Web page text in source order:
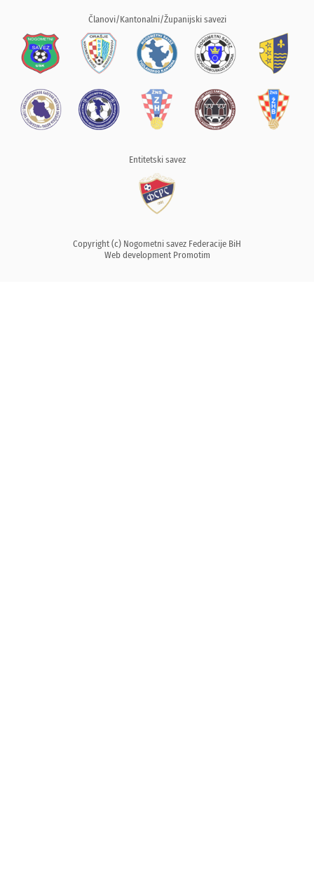
Članovi/Kantonalni/Županijski savezi
Entitetski savez
Copyright (c) Nogometni savez Federacije BiH
Web development Promotim